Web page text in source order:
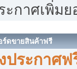
ะกาศเพิ่ม
ร์ดขายสินค้าฟรี
ประกาศฟ